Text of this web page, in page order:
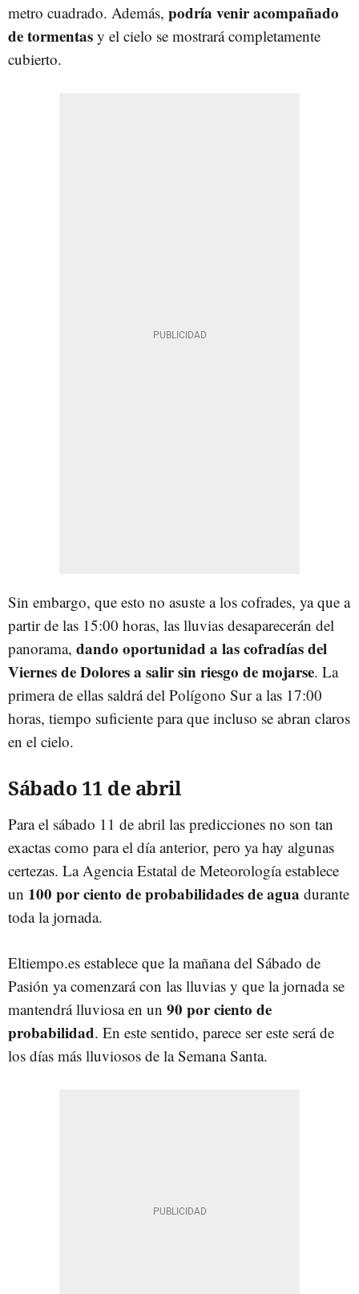
metro cuadrado. Además, podría venir acompañado
de tormentas y el cielo se mostrará completamente
cubierto.
Sin embargo, que esto no asuste a los cofrades, ya que a
partir de las 15:00 horas, las lluvias desaparecerán del
panorama, dando oportunidad a las cofradías del
Viernes de Dolores a salir sin riesgo de mojarse. La
primera de ellas saldrá del Polígono Sur a las 17:00
horas, tiempo suficiente para que incluso se abran claros
en el cielo.
Sábado 11 de abril
Para el sábado 11 de abril las predicciones no son tan
exactas como para el día anterior, pero ya hay algunas
certezas. La Agencia Estatal de Meteorología establece
un 100 por ciento de probabilidades de agua durante
toda la jornada.
Eltiempo.es establece que la mañana del Sábado de
Pasión ya comenzará con las lluvias y que la jornada se
mantendrá lluviosa en un 90 por ciento de
probabilidad. En este sentido, parece ser este será de
los días más lluviosos de la Semana Santa.